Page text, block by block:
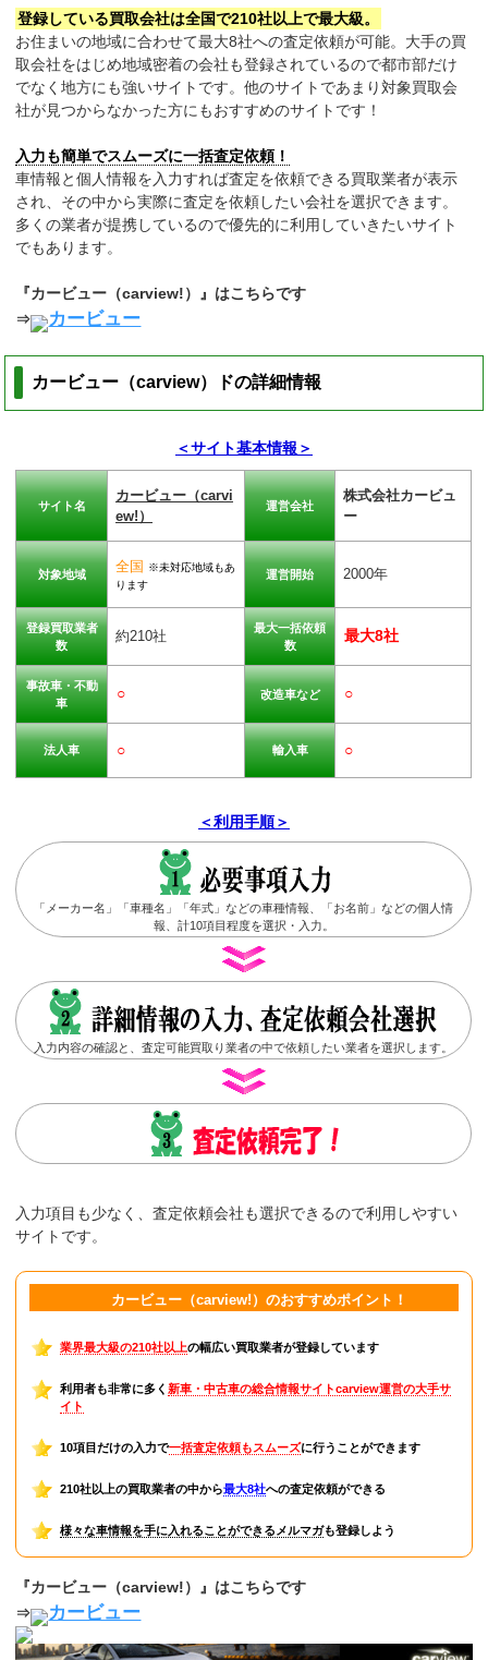
登録している買取会社は全国で210社以上で最大級。
お住まいの地域に合わせて最大8社への査定依頼が可能。大手の買
取会社をはじめ地域密着の会社も登録されているので都市部だけ
でなく地方にも強いサイトです。他のサイトであまり対象買取会
社が見つからなかった方にもおすすめのサイトです！
入力も簡単でスムーズに一括査定依頼！
車情報と個人情報を入力すれば査定を依頼できる買取業者が表示
され、その中から実際に査定を依頼したい会社を選択できます。
多くの業者が提携しているので優先的に利用していきたいサイト
でもあります。
『カービュー（carview!）』はこちらです
⇒
カービュー
カービュー（carview）ドの詳細情報
＜サイト基本情報＞
サイト名
カービュー（carvi
ew!）
運営会社
株式会社カービュ
ー
対象地域 全国
※未対応地域もあ
ります
運営開始 2000年
登録買取業者
数
約210社
最大一括依頼
数
最大8社
事故車・不動
車
○ 改造車など ○
法人車 ○ 輸入車 ○
＜利用手順＞
「メーカー名」「車種名」「年式」などの車種情報、「お名前」などの個人情
報、計10項目程度を選択・入力。
入力内容の確認と、査定可能買取り業者の中で依頼したい業者を選択します。
入力項目も少なく、査定依頼会社も選択できるので利用しやすい
サイトです。
カービュー（carview!）のおすすめポイント！
業界最大級の210社以上の幅広い買取業者が登録しています
利用者も非常に多く 新車・中古車の総合情報サイトcarview運営の大手サ
イト
10項目だけの入力で一括査定依頼もスムーズに行うことができます
210社以上の買取業者の中から最大8社への査定依頼ができる
様々な車情報を手に入れることができるメルマガも登録しよう
『カービュー（carview!）』はこちらです
⇒
カービュー